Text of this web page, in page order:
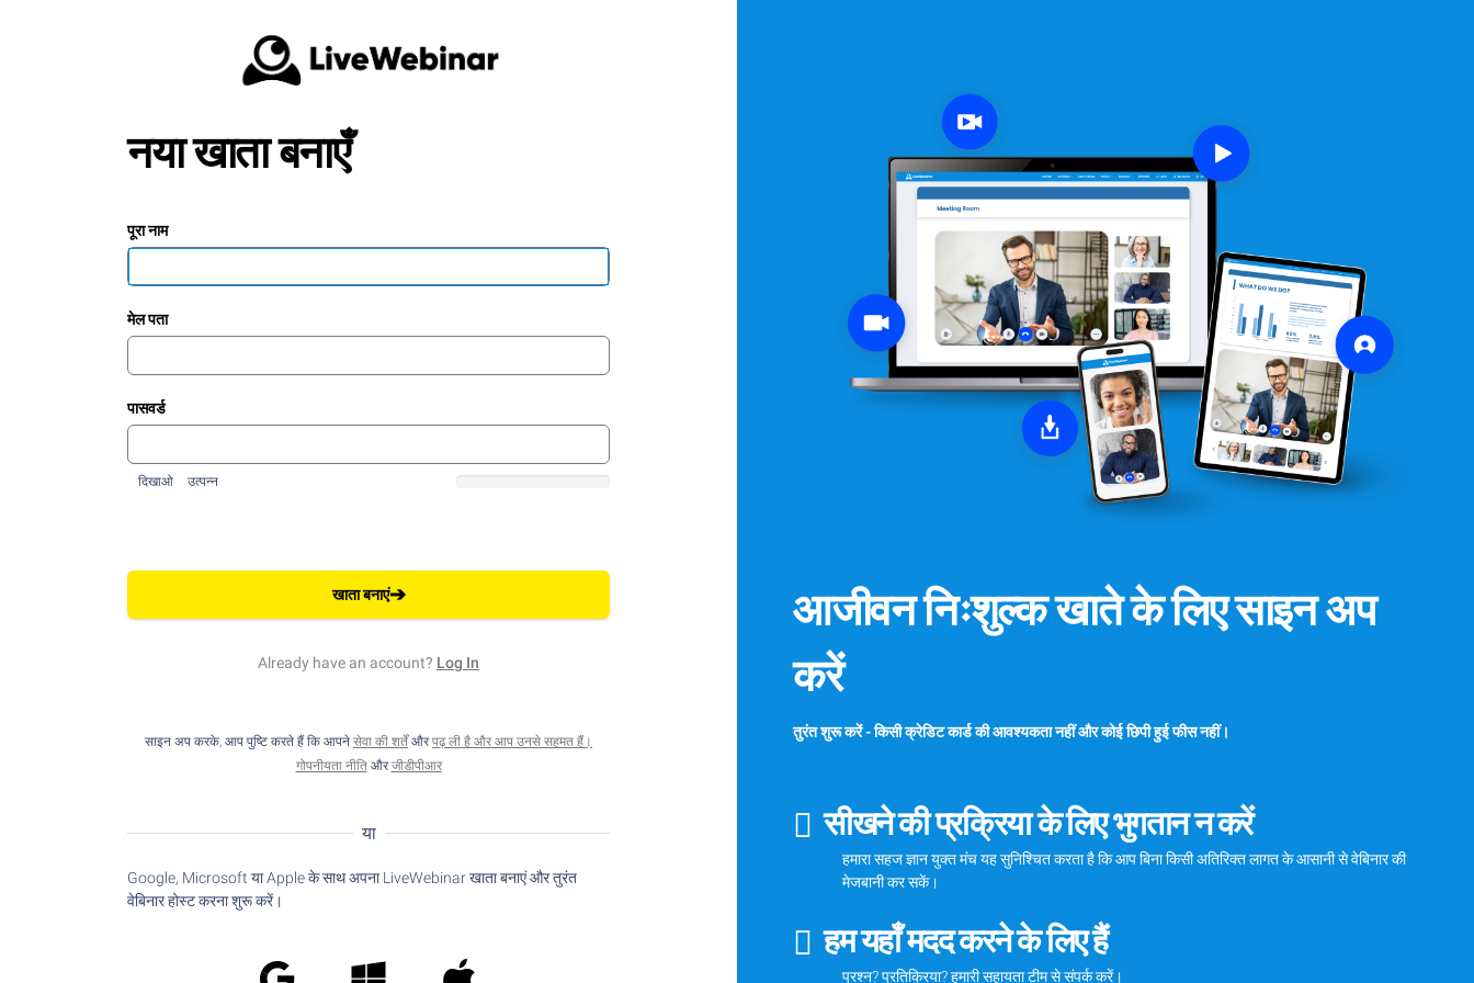
नया खाता बनाएँ
पूरा नाम
मेल पता
पासवर्ड
दिखाओ उत्पन्न
खाता बनाएं➔
Already have an account? Log In
साइन अप करके, आप पुष्टि करते हैं कि आपने सेवा की शर्तेंऔरपढ़ ली है और आप उनसे सहमत हैं।
गोपनीयता नीतिऔरजीडीपीआर
या
Google, Microsoft या Apple के साथ अपना LiveWebinar खाता बनाएं और तुरंत
वेबिनार होस्ट करना शुरू करें।
आजीवन निःशुल्क खाते के लिए साइन अप
करें
तुरंत शुरू करें - किसी क्रेडिट कार्ड की आवश्यकता नहीं और कोई छिपी हुई फीस नहीं।
सीखने की प्रक्रिया के लिए भुगतान न करें
हमारा सहज ज्ञान युक्त मंच यह सुनिश्चित करता है कि आप बिना किसी अतिरिक्त लागत के आसानी से वेबिनार की
मेजबानी कर सकें।
हम यहाँ मदद करने के लिए हैं
प्रश्न? प्रतिक्रिया? हमारीसहायता टीमसे संपर्क करें।